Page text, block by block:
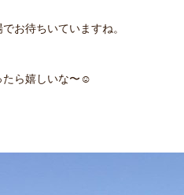
お待ちいていますね。
たら嬉しいな〜☺︎